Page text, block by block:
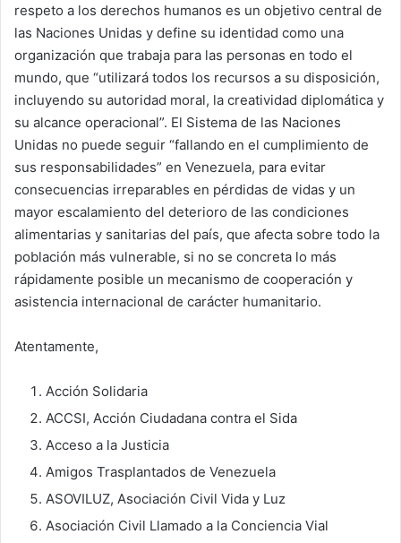
respeto a los derechos humanos es un objetivo central de
las Naciones Unidas y define su identidad como una
organización que trabaja para las personas en todo el
mundo, que “utilizará todos los recursos a su disposición,
incluyendo su autoridad moral, la creatividad diplomática y
su alcance operacional”. El Sistema de las Naciones
Unidas no puede seguir “fallando en el cumplimiento de
sus responsabilidades” en Venezuela, para evitar
consecuencias irreparables en pérdidas de vidas y un
mayor escalamiento del deterioro de las condiciones
alimentarias y sanitarias del país, que afecta sobre todo la
población más vulnerable, si no se concreta lo más
rápidamente posible un mecanismo de cooperación y
asistencia internacional de carácter humanitario.
Atentamente,
Acción Solidaria
ACCSI, Acción Ciudadana contra el Sida
Acceso a la Justicia
Amigos Trasplantados de Venezuela
ASOVILUZ, Asociación Civil Vida y Luz
Asociación Civil Llamado a la Conciencia Vial